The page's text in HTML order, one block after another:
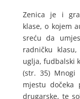
Zenica je i
klase, o kojem
sreću da
radničku
uglja, fudbalski
(str. 35)
mjestu
drugarske, te